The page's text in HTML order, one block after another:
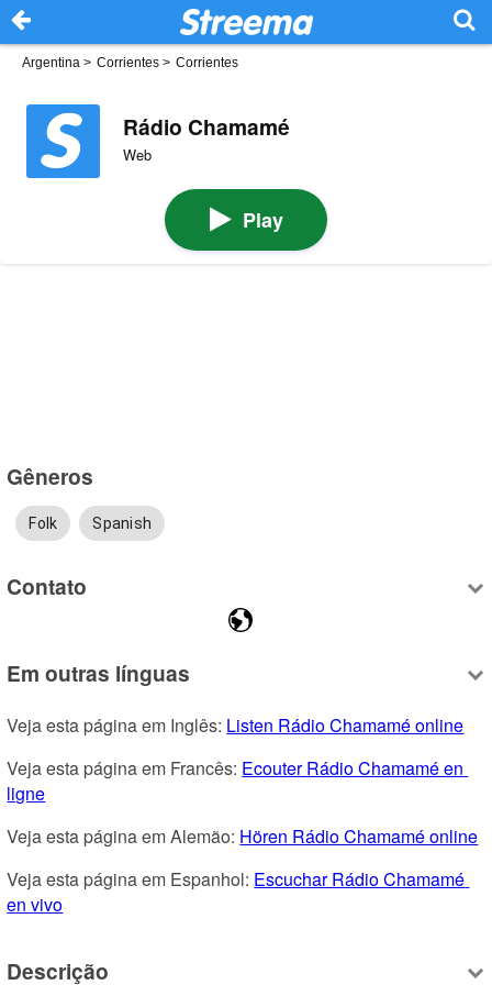
Argentina > Corrientes > Corrientes
Rádio Chamamé
Web
Play
Gêneros
Folk Spanish
Contato
Em outras línguas
Veja esta página em Inglês: Listen Rádio Chamamé online
Veja esta página em Francês: Ecouter Rádio Chamamé en
ligne
Veja esta página em Alemão: Hören Rádio Chamamé online
Veja esta página em Espanhol: Escuchar Rádio Chamamé
en vivo
Descrição